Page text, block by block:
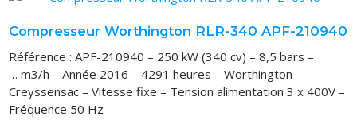
Compresseur Worthington RLR-340 APF-210940
Référence : APF-210940 – 250 kW (340 cv) – 8,5 bars –
… m3/h – Année 2016 – 4291 heures – Worthington
Creyssensac – Vitesse fixe – Tension alimentation 3 x 400V –
Fréquence 50 Hz